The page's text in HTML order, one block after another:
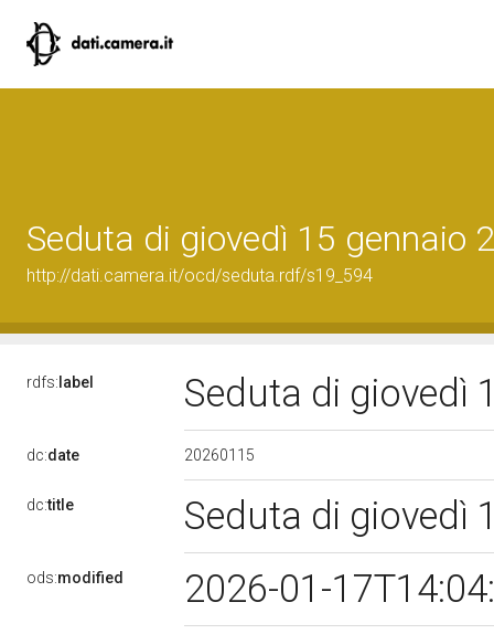
Seduta di giovedì 15 gennaio
http://dati.camera.it/ocd/seduta.rdf/s19_594
rdfs: label Seduta di giovedì
dc:date 20260115
dc:title Seduta di giovedì
ods:modified 2026-01-